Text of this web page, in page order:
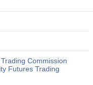
Commission
Futures Trading